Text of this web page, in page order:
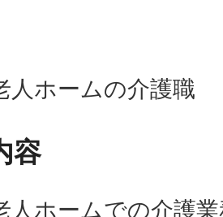
人ホームの介護職
容
人ホームでの介護